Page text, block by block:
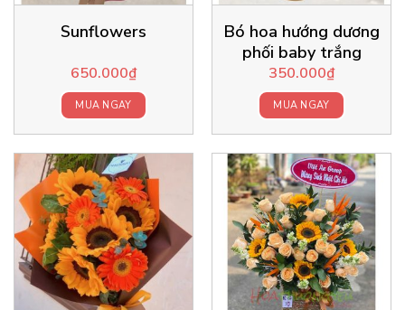
Sunflowers
650.000₫
MUA NGAY
Bó hoa hướng dương
phối baby trắng
350.000₫
MUA NGAY